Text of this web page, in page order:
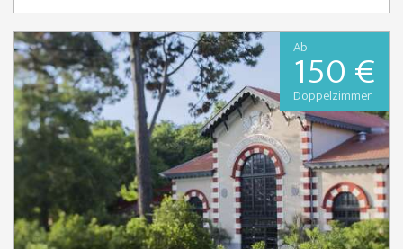
Ab
150 €
Doppelzimmer